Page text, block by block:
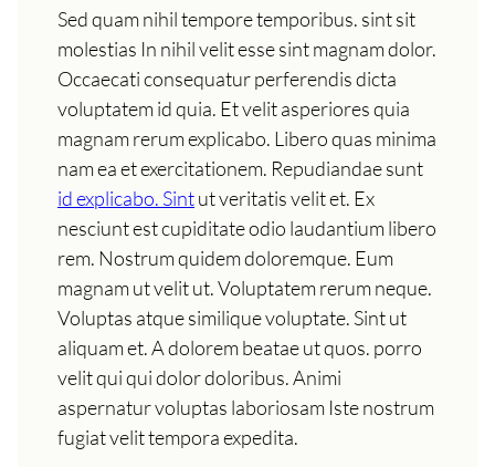
Sed quam nihil tempore temporibus. sint sit
molestias In nihil velit esse sint magnam dolor.
Occaecati consequatur perferendis dicta
voluptatem id quia. Et velit asperiores quia
magnam rerum explicabo. Libero quas minima
nam ea et exercitationem. Repudiandae sunt
id explicabo. Sintut veritatis velit et. Ex
nesciunt est cupiditate odio laudantium libero
rem. Nostrum quidem doloremque. Eum
magnam ut velit ut. Voluptatem rerum neque.
Voluptas atque similique voluptate. Sint ut
aliquam et. A dolorem beatae ut quos. porro
velit qui qui dolor doloribus. Animi
aspernatur voluptas laboriosam Iste nostrum
fugiat velit tempora expedita.